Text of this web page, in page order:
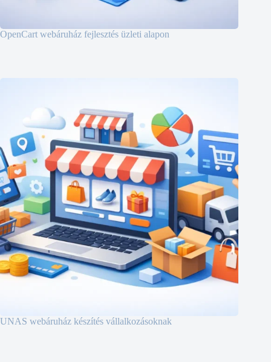
OpenCart webáruház fejlesztés üzleti alapon
UNAS webáruház készítés vállalkozásoknak